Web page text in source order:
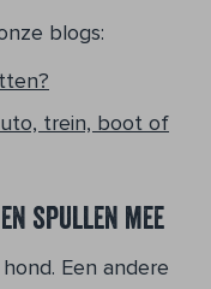
blogs:
trein, boot of
spullen mee
Een andere